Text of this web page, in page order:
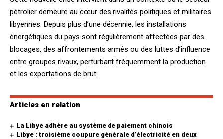
pétrolier demeure au cœur des rivalités politiques et militaires
libyennes. Depuis plus d’une décennie, les installations
énergétiques du pays sont régulièrement affectées par des
blocages, des affrontements armés ou des luttes d’influence
entre groupes rivaux, perturbant fréquemment la production
et les exportations de brut.
Articles en relation
La Libye adhère au système de paiement chinois
Libye : troisième coupure générale d’électricité en deux